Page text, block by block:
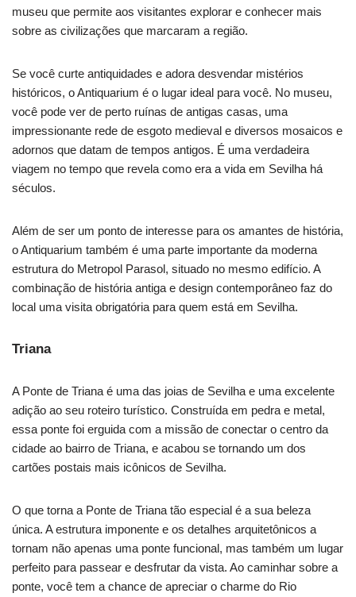
museu que permite aos visitantes explorar e conhecer mais
sobre as civilizações que marcaram a região.
Se você curte antiquidades e adora desvendar mistérios
históricos, o Antiquarium é o lugar ideal para você. No museu,
você pode ver de perto ruínas de antigas casas, uma
impressionante rede de esgoto medieval e diversos mosaicos e
adornos que datam de tempos antigos. É uma verdadeira
viagem no tempo que revela como era a vida em Sevilha há
séculos.
Além de ser um ponto de interesse para os amantes de história,
o Antiquarium também é uma parte importante da moderna
estrutura do Metropol Parasol, situado no mesmo edifício. A
combinação de história antiga e design contemporâneo faz do
local uma visita obrigatória para quem está em Sevilha.
Triana
A Ponte de Triana é uma das joias de Sevilha e uma excelente
adição ao seu roteiro turístico. Construída em pedra e metal,
essa ponte foi erguida com a missão de conectar o centro da
cidade ao bairro de Triana, e acabou se tornando um dos
cartões postais mais icônicos de Sevilha.
O que torna a Ponte de Triana tão especial é a sua beleza
única. A estrutura imponente e os detalhes arquitetônicos a
tornam não apenas uma ponte funcional, mas também um lugar
perfeito para passear e desfrutar da vista. Ao caminhar sobre a
ponte, você tem a chance de apreciar o charme do Rio